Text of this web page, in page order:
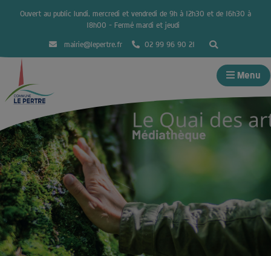
Ouvert au public lundi, mercredi et vendredi de 9h à 12h30 et de 16h30 à
18h00 – Fermé mardi et jeudi
mairie@lepertre.fr 02 99 96 90 21
Menu